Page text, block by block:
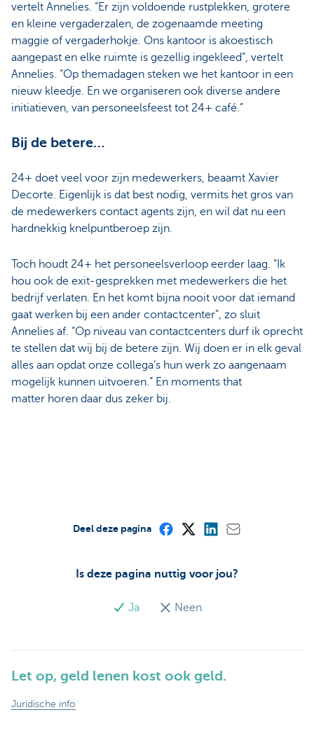
vertelt Annelies. “Er zijn voldoende rustplekken, grotere
en kleine vergaderzalen, de zogenaamde meeting
maggie of vergaderhokje. Ons kantoor is akoestisch
aangepast en elke ruimte is gezellig ingekleed”, vertelt
Annelies. “Op themadagen steken we het kantoor in een
nieuw kleedje. En we organiseren ook diverse andere
initiatieven, van personeelsfeest tot 24+ café.”
Bij de betere…
24+ doet veel voor zijn medewerkers, beaamt Xavier
Decorte. Eigenlijk is dat best nodig, vermits het gros van
de medewerkers contact agents zijn, en wil dat nu een
hardnekkig knelpuntberoep zijn.
Toch houdt 24+ het personeelsverloop eerder laag. “Ik
hou ook de exit-gesprekken met medewerkers die het
bedrijf verlaten. En het komt bijna nooit voor dat iemand
gaat werken bij een ander contactcenter”, zo sluit
Annelies af. “Op niveau van contactcenters durf ik oprecht
te stellen dat wij bij de betere zijn. Wij doen er in elk geval
alles aan opdat onze collega’s hun werk zo aangenaam
mogelijk kunnen uitvoeren.” En moments that
matter horen daar dus zeker bij.
Is deze pagina nuttig voor jou?
Ja Neen
Deel deze pagina
Let op, geld lenen kost ook geld.
Juridische info